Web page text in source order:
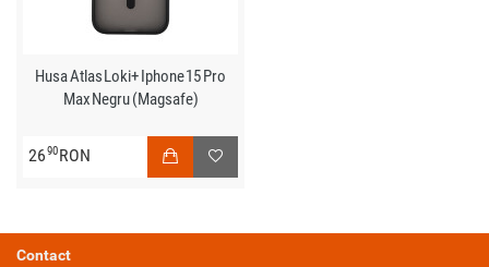
Husa Atlas Loki+ Iphone 15 Pro
Max Negru (Magsafe)
2690RON
Contact